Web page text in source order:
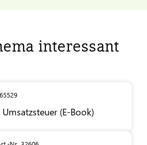
interessant
(E-Book)